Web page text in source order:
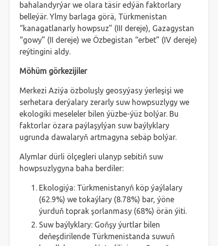
bahalandyrýar we olara täsir edýän faktorlary
belleýär. Ylmy barlaga görä, Türkmenistan
“kanagatlanarly howpsuz” (III dereje), Gazagystan
“gowy” (II dereje) we Özbegistan “erbet” (IV dereje)
reýtingini aldy.
Möhüm görkezijiler
Merkezi Aziýa özboluşly geosyýasy ýerleşişi we
serhetara derýalary zerarly suw howpsuzlygy we
ekologiki meseleler bilen ýüzbe-ýüz bolýar. Bu
faktorlar özara paýlaşylýan suw baýlyklary
ugrunda dawalaryň artmagyna sebäp bolýar.
Alymlar dürli ölçegleri ulanyp sebitiň suw
howpsuzlygyna baha berdiler:
Ekologiýa: Türkmenistanyň köp ýaýlalary
(62.9%) we tokaýlary (8.78%) bar, ýöne
ýurduň toprak şorlanmasy (68%) örän ýiti.
Suw baýlyklary: Goňşy ýurtlar bilen
deňeşdirilende Türkmenistanda suwuň